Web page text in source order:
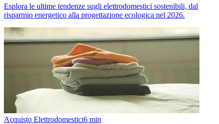
Esplora le ultime tendenze sugli elettrodomestici sostenibili, dal
risparmio energetico alla progettazione ecologica nel 2026.
Acquisto Elettrodomestici6 min